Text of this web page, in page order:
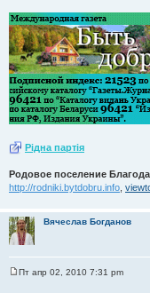
Рiдна партiя
Родовое поселение
http://rodniki.bytdobru.info
Вячеслав Богданов
Пт апр 02, 2010 7:31 pm